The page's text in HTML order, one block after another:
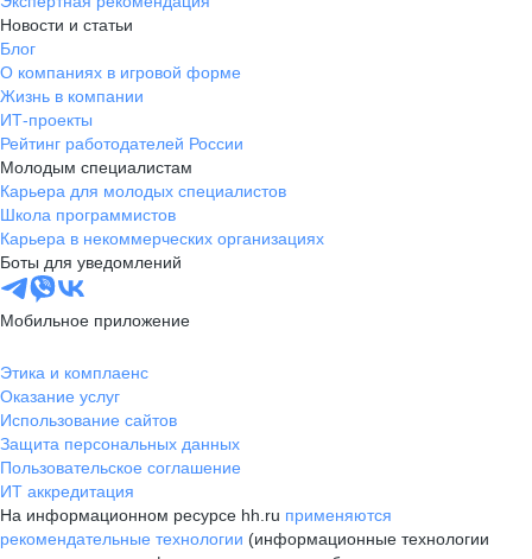
Новости и статьи
Блог
О компаниях в игровой форме
Жизнь в компании
ИТ-проекты
Рейтинг работодателей России
Молодым специалистам
Карьера для молодых специалистов
Школа программистов
Карьера в некоммерческих организациях
Боты для уведомлений
Мобильное приложение
Этика и комплаенс
Оказание услуг
Использование сайтов
Защита персональных данных
Пользовательское соглашение
ИТ аккредитация
На информационном ресурсе hh.ru применяются
рекомендательные технологии (информационные технологии